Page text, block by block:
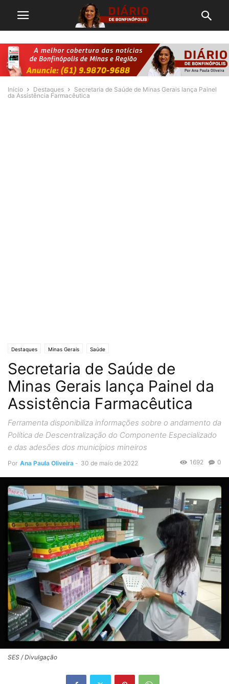
Início Destaques
Secretaria de Saúde de Minas Gerais lança Painel
da Assistência Farmacêutica
Destaques Minas Gerais Saúde
Secretaria de Saúde de
Minas Gerais lança Painel da
Assistência Farmacêutica
Ferramenta disponibiliza informações sobre o andamento da
Política de Descentralização do Componente Especializado
e das adesões dos municípios mineiros
Por Ana Paula Oliveira - 30 de maio de 2022 0
1692
SES / Divulgação